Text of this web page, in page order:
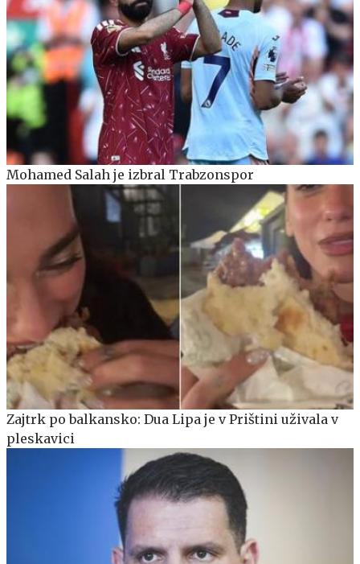
Mohamed Salah je izbral Trabzonspor
Zajtrk po balkansko: Dua Lipa je v Prištini uživala v
pleskavici